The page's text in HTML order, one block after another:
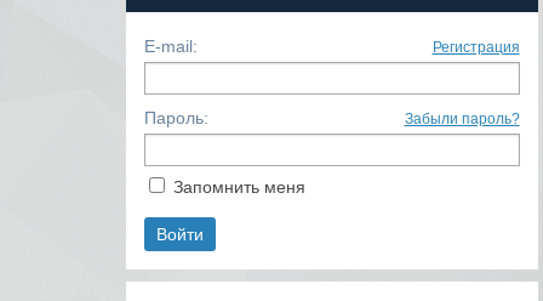
E-mail: Регистрация
Пароль: Забыли пароль?
Запомнить меня